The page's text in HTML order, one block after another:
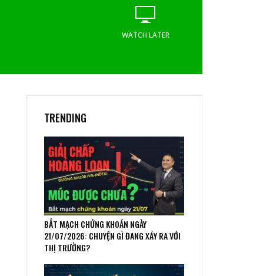
WATCH LATER
WATCH LATER
TRENDING
BẮT MẠCH CHỨNG KHOÁN NGÀY
21/07/2026: CHUYỆN GÌ ĐANG XẢY RA VỚI
THỊ TRƯỜNG?